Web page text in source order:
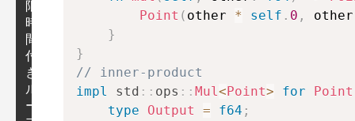
連
立
一
次
方
数
組
み
合
わ
せ
回
文
圧
縮
限
時
間
付
き
ル
ー
Point ( other * self . 0 ,
}
}
// inner-product
impl
std :: ops :: Mul <Point> for
Point
type
Output = f64 ;